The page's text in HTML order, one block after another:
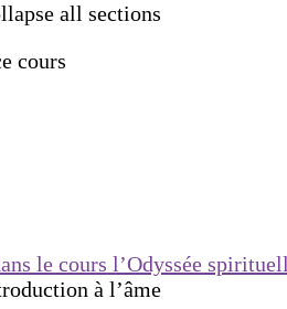
all sections
cours
le cours l’Odyssée
à l’âme